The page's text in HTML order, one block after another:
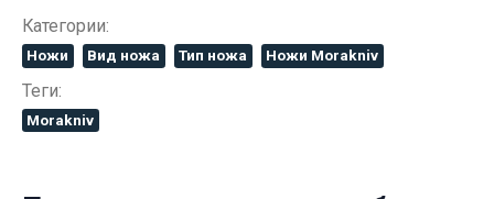
Категории:
Ножи Вид ножа Тип ножа Ножи Morakniv
Теги:
Morakniv